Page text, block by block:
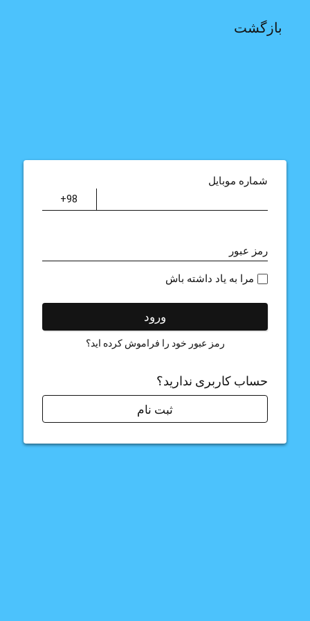
بازگشت
شماره موبایل
رمز عبور
مرا به یاد داشته باش
ورود
رمز عبور خود را فراموش کرده اید؟
حساب کاربری ندارید؟
ثبت نام